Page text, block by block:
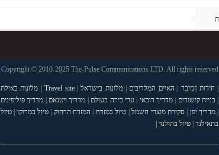
Copyright © 2010-2025 The-Pulse Communications LTD. All rights reserved
| חידות |זנזיבר | האיים המלדיבים |מלונות בישראל|
Travel site
| מלונות באילת
| בניית קישורים |מדריך דובאי | ערי בירה בעולם | מדריך ויטנאם | מדריך פיליפינים
| מדריך יפן |סקירת מוצרי חשמל| טיול במזרח | המזרח הרחוק | טיול במרוקו | טיול
בתאילנד| טיול בהולנד |